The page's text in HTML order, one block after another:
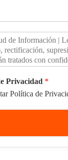
Privacidad *
Política de